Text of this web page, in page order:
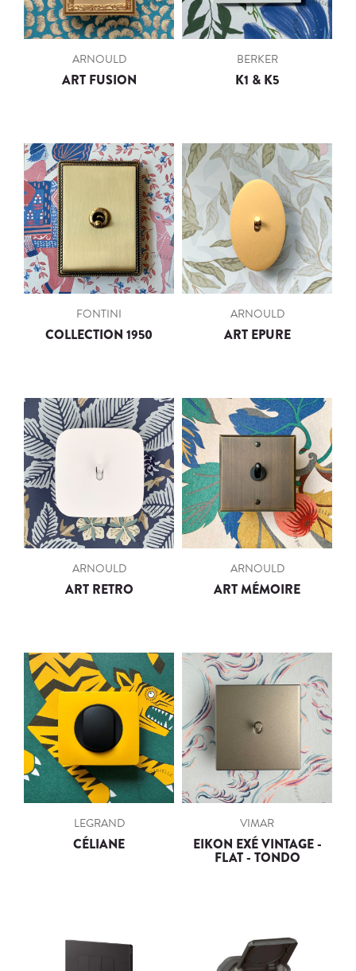
ARNOULD
ART FUSION
BERKER
K1 & K5
FONTINI
COLLECTION 1950
ARNOULD
ART EPURE
ARNOULD
ART RETRO
ARNOULD
ART MÉMOIRE
LEGRAND
CÉLIANE
VIMAR
EIKON EXÉ VINTAGE -
FLAT - TONDO